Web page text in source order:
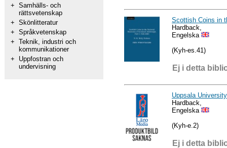
+ Samhälls- och
rättsvetenskap
+ Skönlitteratur
+ Språkvetenskap
+ Teknik, industri och
kommunikationer
+
Uppfostran och
undervisning
Scottish Coins in
Hardback,
Engelska
(Kyh-es.41)
Ej i detta
Uppsala
Hardback,
Engelska
(Kyh-e.2)
Ej i detta